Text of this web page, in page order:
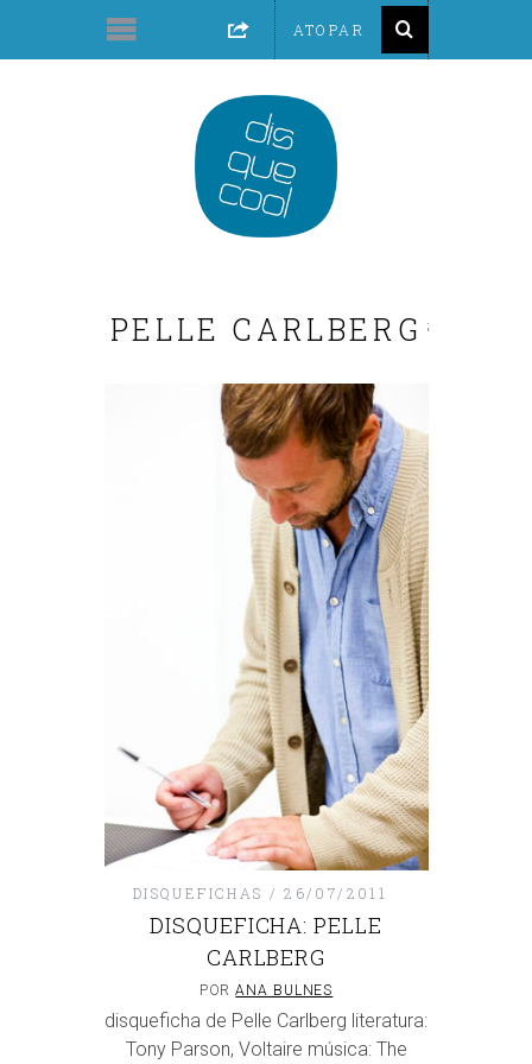
PELLE CARLBERG
DISQUEFICHAS 26/07/2011
DISQUEFICHA: PELLE
CARLBERG
PORANA BULNES
disqueficha de Pelle Carlberg literatura:
Tony Parson, Voltaire música: The